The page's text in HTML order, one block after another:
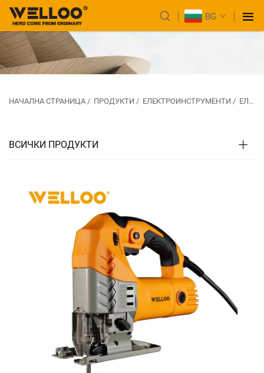
BG
НАЧАЛНА СТРАНИЦА / ПРОДУКТИ / ЕЛЕКТРОИНСТРУМЕНТИ / ЕЛЕКТРИЧЕСКИ ЦИРКУЛЯРИ
ВСИЧКИ ПРОДУКТИ